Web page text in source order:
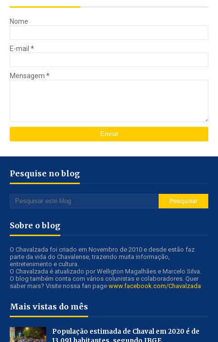
Nome
E-mail *
Mensagem *
Pesquise no blog
Sobre o blog
O Chavalzada foi criado em Novembro de 2010 e desde estão faz
parte da vida do Chavalense, trazendo muita informação,
entretenimento e cultura.
O Chavalzada é atualizado por Welligton Magalhães e Marcelo Silva.
O blog também conta com vários colunistas e colaboradores. Quer
saber mais? Visite nossa fan page www.facebook.com/Chavalzada
Mais vistas do mês
População estimada de Chaval em 2020 é de